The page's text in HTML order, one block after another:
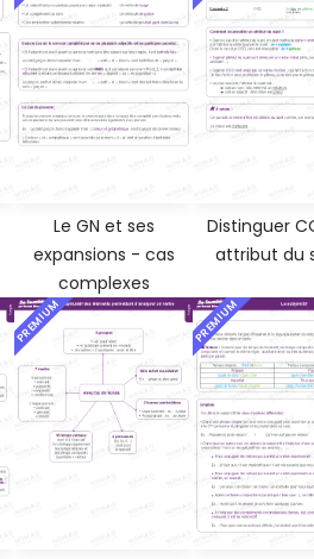
Le GN et ses
expansions - cas
complexes
Distinguer
attribut du
PREMIUM PREMIUM